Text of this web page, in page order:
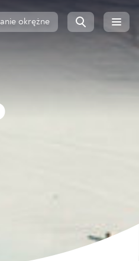
okrężne